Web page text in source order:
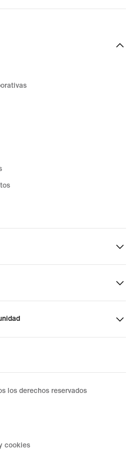
los derechos reservados
cookies